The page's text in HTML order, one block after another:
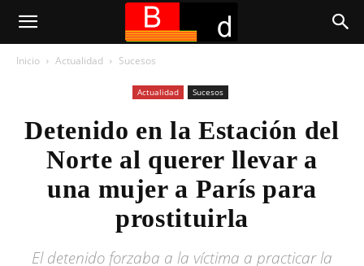
Inicio Actualidad Sucesos
Actualidad Sucesos
Detenido en la Estación del
Norte al querer llevar a
una mujer a París para
prostituirla
El detenido forzaba a la víctima a practicar la